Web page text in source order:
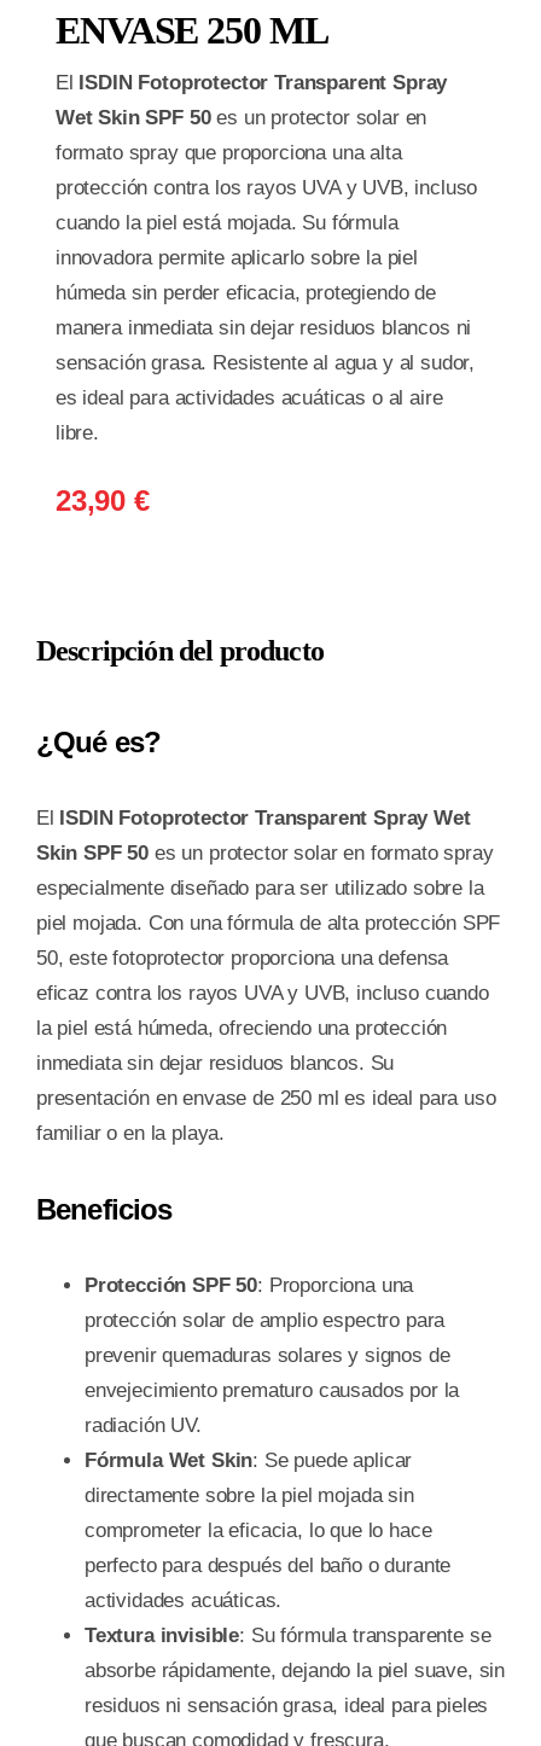
ENVASE 250 ML
El ISDIN Fotoprotector Transparent Spray
Wet Skin SPF 50es un protector solar en
formato spray que proporciona una alta
protección contra los rayos UVA y UVB, incluso
cuando la piel está mojada. Su fórmula
innovadora permite aplicarlo sobre la piel
húmeda sin perder eficacia, protegiendo de
manera inmediata sin dejar residuos blancos ni
sensación grasa. Resistente al agua y al sudor,
es ideal para actividades acuáticas o al aire
libre.
23,90 €
Descripción del producto
¿Qué es?
El ISDIN Fotoprotector Transparent Spray Wet
Skin SPF 50 es un protector solar en formato spray
especialmente diseñado para ser utilizado sobre la
piel mojada. Con una fórmula de alta protección SPF
50, este fotoprotector proporciona una defensa
eficaz contra los rayos UVA y UVB, incluso cuando
la piel está húmeda, ofreciendo una protección
inmediata sin dejar residuos blancos. Su
presentación en envase de 250 ml es ideal para uso
familiar o en la playa.
Beneficios
Protección SPF 50: Proporciona una
protección solar de amplio espectro para
prevenir quemaduras solares y signos de
envejecimiento prematuro causados por la
radiación UV.
Fórmula Wet Skin: Se puede aplicar
directamente sobre la piel mojada sin
comprometer la eficacia, lo que lo hace
perfecto para después del baño o durante
actividades acuáticas.
Textura invisible: Su fórmula transparente se
absorbe rápidamente, dejando la piel suave, sin
residuos ni sensación grasa, ideal para pieles
que buscan comodidad y frescura.